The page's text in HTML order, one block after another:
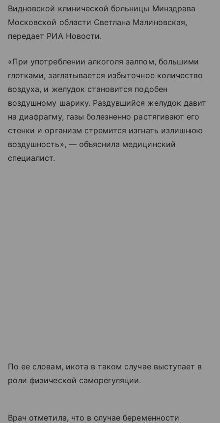
Видновской клинической больницы Минздрава
Московской области Светлана Малиновская,
передает РИА Новости.
«При употреблении алкоголя залпом, большими
глотками, заглатывается избыточное количество
воздуха, и желудок становится подобен
воздушному шарику. Раздувшийся желудок давит
на диафрагму, газы болезненно растягивают его
стенки и организм стремится изгнать излишнюю
воздушность», — объяснила медицинский
специалист.
По ее словам, икота в таком случае выступает в
роли физической саморегуляции.
Врач отметила, что в случае беременности